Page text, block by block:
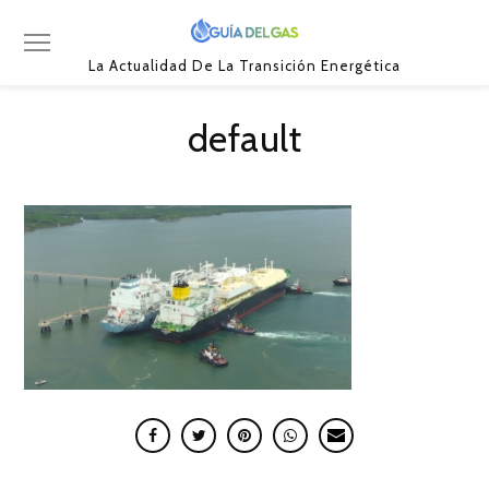
La Actualidad De La Transición Energética
default